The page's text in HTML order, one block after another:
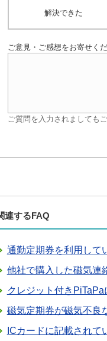
解決できた
ご意見・ご感想をお寄せく
ご質問を入力されましても
連するFAQ
通勤定期券を利用して
他社で購入した磁気連
クレジット付き
磁気定期券が磁気不良
ICカードに記載されて